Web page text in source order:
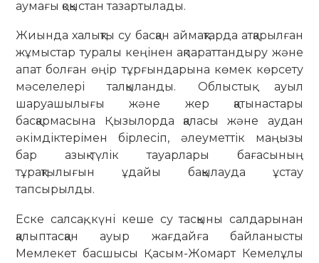
аумағы қоқыстан тазартылады.
Жиында халықты су басқан аймақтарда атқарылған
жұмыстар туралы кеңінен ақпараттандыру және
апат болған өңір тұрғындарына көмек көрсету
мәселелері талқыланды. Облыстық ауыл
шаруашылығы және жер қатынастары
басқармасына Қызылорда қаласы және аудан
әкімдіктерімен бірлесіп, әлеуметтік маңызы
бар азық-түлік тауарлары бағасының
тұрақтылығын ұдайы бақылауда ұстау
тапсырылды.
Еске салсақ, күні кеше су тасқыны салдарынан
қалыптасқан ауыр жағдайға байланысты
Мемлекет басшысы Қасым-Жомарт Кемелұлы